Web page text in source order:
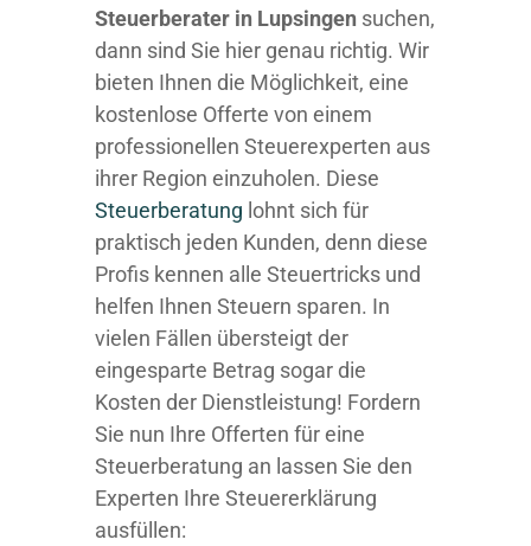
Steuerberater in Lupsingen suchen,
dann sind Sie hier genau richtig. Wir
bieten Ihnen die Möglichkeit, eine
kostenlose Offerte von einem
professionellen Steuerexperten aus
ihrer Region einzuholen. Diese
Steuerberatung lohnt sich für
praktisch jeden Kunden, denn diese
Profis kennen alle Steuertricks und
helfen Ihnen Steuern sparen. In
vielen Fällen übersteigt der
eingesparte Betrag sogar die
Kosten der Dienstleistung! Fordern
Sie nun Ihre Offerten für eine
Steuerberatung an lassen Sie den
Experten Ihre Steuererklärung
ausfüllen: